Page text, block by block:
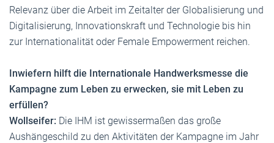
Relevanz über die Arbeit im Zeitalter der Globalisierung und
Digitalisierung, Innovationskraft und Technologie bis hin
zur Internationalität oder Female Empowerment reichen.
Inwiefern hilft die Internationale Handwerksmesse die
Kampagne zum Leben zu erwecken, sie mit Leben zu
erfüllen?
Wollseifer: Die IHM ist gewissermaßen das große
Aushängeschild zu den Aktivitäten der Kampagne im Jahr